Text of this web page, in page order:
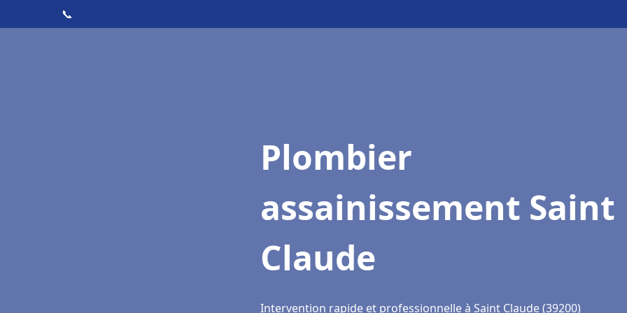
📞
Plombier
assainissement Saint
Claude
Intervention rapide et professionnelle à Saint Claude (39200)